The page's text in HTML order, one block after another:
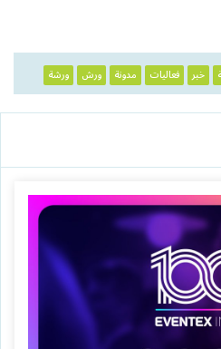
خبر فعاليات مدونة ورش ورشة